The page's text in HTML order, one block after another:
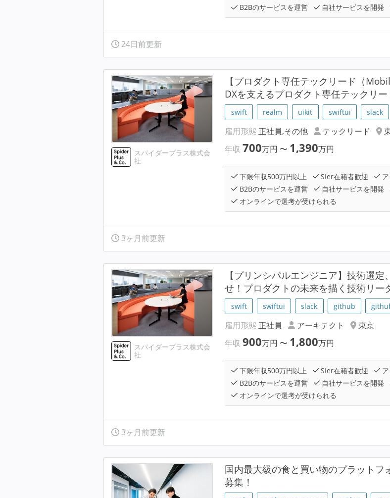
B2Bのサービスを運営
自社サービスを開発
24日前更新
スパイダープラス株式会
社
【プロダクト専任テックリード（
DXを支えるプロダクト専任テックリ
swift realm uikit swiftui slack
雇用形態 正社員,その他 テックリード
年収700万円 〜 1,390万円
下限年収500万円以上 SIer在籍者歓迎
B2Bのサービスを運営
自社サービスを開発
オンラインで選考が受けられる
3ヶ月前更新
スパイダープラス株式会
社
【プリンシパルエンジニア】技術選
せ！プロダクトの未来を描く技術リー
swift swiftui slack github
雇用形態 正社員 アーキテクト
東京
年収900万円 〜 1,800万円
下限年収500万円以上 SIer在籍者歓迎
B2Bのサービスを運営
自社サービスを開発
オンラインで選考が受けられる
3ヶ月前更新
国内最大級の食と買い物のプラット
募集！